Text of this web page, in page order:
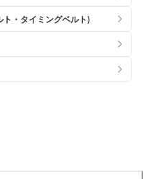
・タイミングベルト)